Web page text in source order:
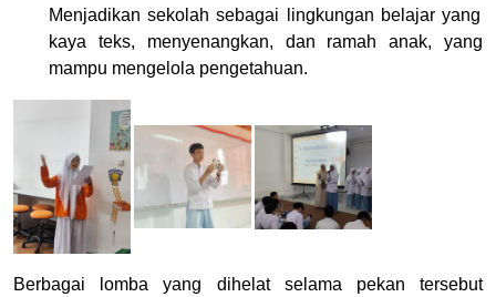
Menjadikan sekolah sebagai lingkungan belajar yang
kaya teks, menyenangkan, dan ramah anak, yang
mampu mengelola pengetahuan.
Berbagai lomba yang dihelat selama pekan tersebut